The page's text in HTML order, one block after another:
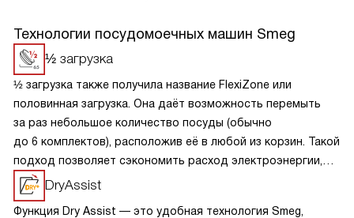
Технологии посудомоечных машин Smeg
½ загрузка
½ загрузка также получила название FlexiZone или
половинная загрузка. Она даёт возможность перемыть
за раз небольшое количество посуды (обычно
до 6 комплектов), расположив её в любой из корзин. Такой
подход позволяет сэкономить расход электроэнергии,
воду и сократить время цикла.
DryAssist
Функция Dry Assist — это удобная технология Smeg,